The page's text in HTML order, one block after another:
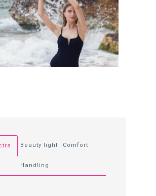
Beauty light Comfort
Handling